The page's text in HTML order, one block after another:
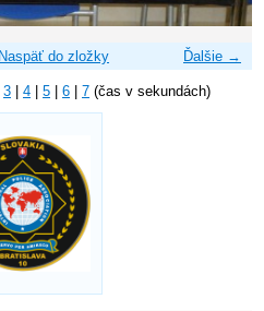
Ďalšie →
Naspäť do zložky
3 | 4 | 5 | 6 | 7 (čas v sekundách)